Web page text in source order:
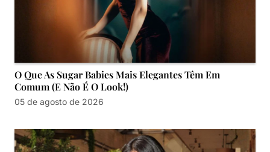
O Que As Sugar Babies Mais Elegantes Têm Em
Comum (e Não É O Look!)
05 de agosto de 2026